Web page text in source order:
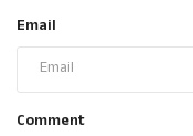
Email
Comment